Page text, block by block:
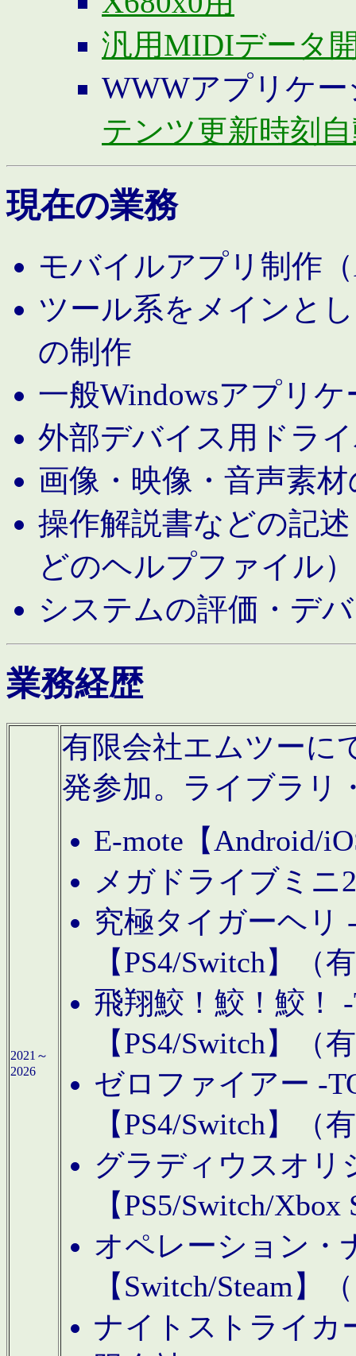
汎用MIDIデータ
WWWアプリケ
テンツ更新時刻
現在の業務
モバイルアプリ制作
ツール系をメインと
の制作
一般Windowsアプリ
外部デバイス用ドラ
画像・映像・音声素
操作解説書などの記
どのヘルプファイル）
システムの評価・デ
業務経歴
2021～
2026
有限会社エムツーに
発参加。ライブラリ
E-mote【Android/
メガドライブミニ
究極タイガーヘリ
【PS4/Switch】（
飛翔鮫！鮫！鮫！
【PS4/Switch】（
ゼロファイアー -
【PS4/Switch】（
グラディウスオリ
【PS5/Switch/
オペレーション・
【Switch/Steam】
ナイトストライカ